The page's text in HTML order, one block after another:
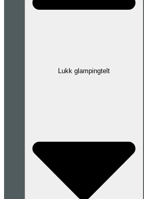
Lukk glampingtelt